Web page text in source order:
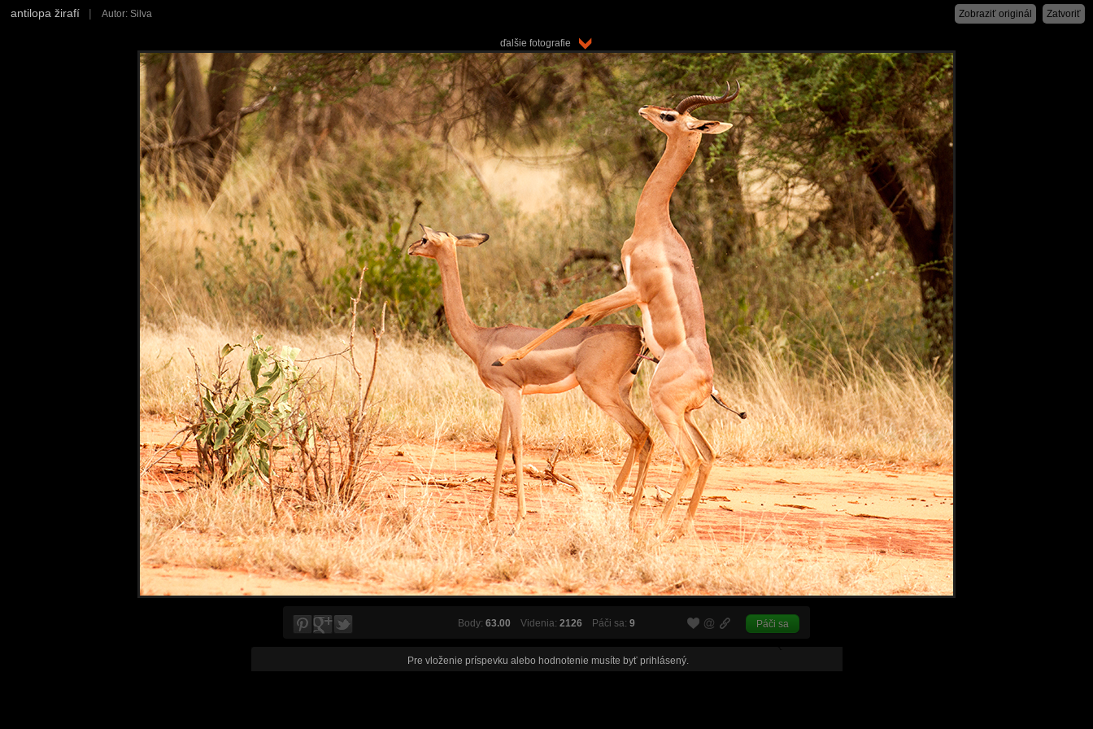
antilopa žirafí | Autor: Silva Zatvoriť
Zobraziť originál
ďalšie fotografie
Body: 63.00 Videnia: 2126 Páči sa: 9 Páči sa
Pre vloženie príspevku alebo hodnotenie musíte byť prihlásený.